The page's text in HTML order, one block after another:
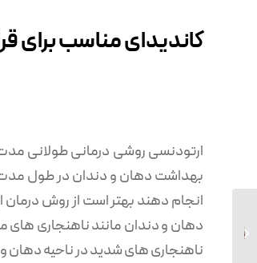
کاندیدای مناسب برای
ارتودنسی روشی درمانی طولانی
بهداشت دهان و دندان در طول مدت
انجام دهند بهتر است از روش درمان
دهان و دندان مانند ناهنجاری ‌های
ناهنجاری های شدید در ناحیه دهان
تاثیرات مخرب قلیان بر